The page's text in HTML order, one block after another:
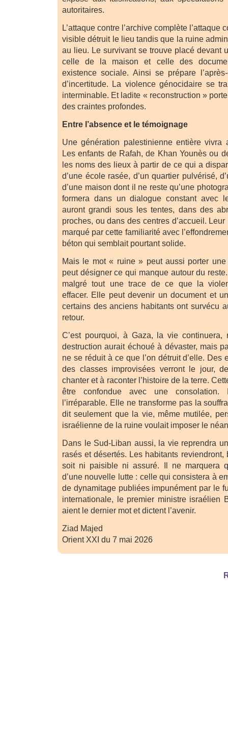
autoritaires.
L’attaque contre l’archive complète l’attaque
visible détruit le lieu tandis que la ruine
au lieu. Le survivant se trouve placé devant
celle de la maison et celle des
existence sociale. Ainsi se prépare
d’incertitude. La violence génocidaire se
interminable. Et ladite « reconstruction »
des craintes profondes.
Entre l’absence et le témoignage
Une génération palestinienne entière vivra
Les enfants de Rafah, de Khan Younès ou
les noms des lieux à partir de ce qui a
d’une école rasée, d’un quartier pulvérisé,
d’une maison dont il ne reste qu’une
formera dans un dialogue constant avec
auront grandi sous les tentes, dans des
proches, ou dans des centres d’accueil.
marqué par cette familiarité avec
béton qui semblait pourtant solide.
Mais le mot « ruine » peut aussi porter
peut désigner ce qui manque autour du
malgré tout une trace de ce que la
effacer. Elle peut devenir un document et
certains des anciens habitants ont survécu
retour.
C’est pourquoi, à Gaza, la vie
destruction aurait échoué à dévaster, mais
ne se réduit à ce que l’on détruit d’elle. Des
des classes improvisées verront le jour,
chanter et à raconter l’histoire de la terre.
être confondue avec une
l’irréparable. Elle ne transforme pas la
dit seulement que la vie, même mutilée,
israélienne de la ruine voulait imposer le
Dans le Sud-Liban aussi, la vie reprendra
rasés et désertés. Les habitants
soit ni paisible ni assuré. Il ne marquera
d’une nouvelle lutte : celle qui consistera à
de dynamitage publiées impunément par le
internationale, le premier ministre israélien
aient le dernier mot et dictent l’avenir.
Ziad Majed
Orient XXI du 7 mai 2026